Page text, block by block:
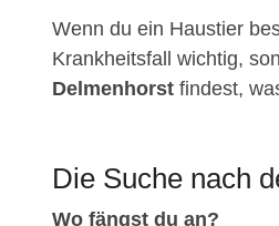
Wenn du ein Haustier
Krankheitsfall wichtig,
Delmenhorst findest,
Die Suche nach
Wo fängst du an?